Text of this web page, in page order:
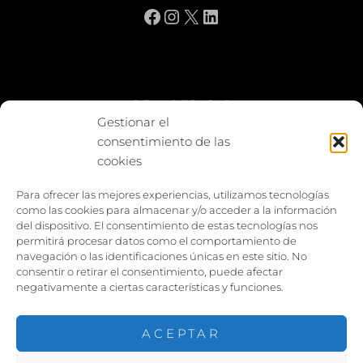
Gestionar el
consentimiento de las
cookies
Para ofrecer las mejores experiencias, utilizamos tecnologías
como las cookies para almacenar y/o acceder a la información
del dispositivo. El consentimiento de estas tecnologías nos
permitirá procesar datos como el comportamiento de
navegación o las identificaciones únicas en este sitio. No
consentir o retirar el consentimiento, puede afectar
negativamente a ciertas características y funciones.
ACEPTAR
Facebook
Instagram
X LinkedIn
BE vs REBAJAS
Entes
Capturar y compartir
Vía larga